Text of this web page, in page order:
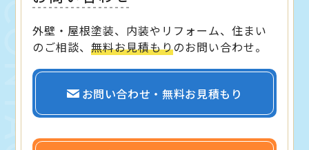
外壁・屋根塗装、内装やリフォーム、住まい
のご相談、無料お見積もりのお問い合わせ。
お問い合わせ・無料お見積もり